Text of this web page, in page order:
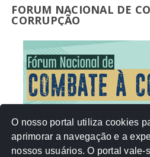
FORUM NACIONAL DE
CORRUPÇÃO
NUVEM DE TAGS
O nosso portal utiliza cookies
aprimorar a navegação e a
nossos usuários. O portal vale-